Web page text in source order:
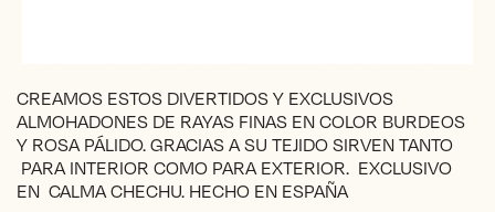
CREAMOS ESTOS DIVERTIDOS Y EXCLUSIVOS
ALMOHADONES DE RAYAS FINAS EN COLOR BURDEOS
Y ROSA PÁLIDO. GRACIAS A SU TEJIDO SIRVEN TANTO
PARA INTERIOR COMO PARA EXTERIOR. EXCLUSIVO
EN CALMA CHECHU. HECHO EN ESPAÑA